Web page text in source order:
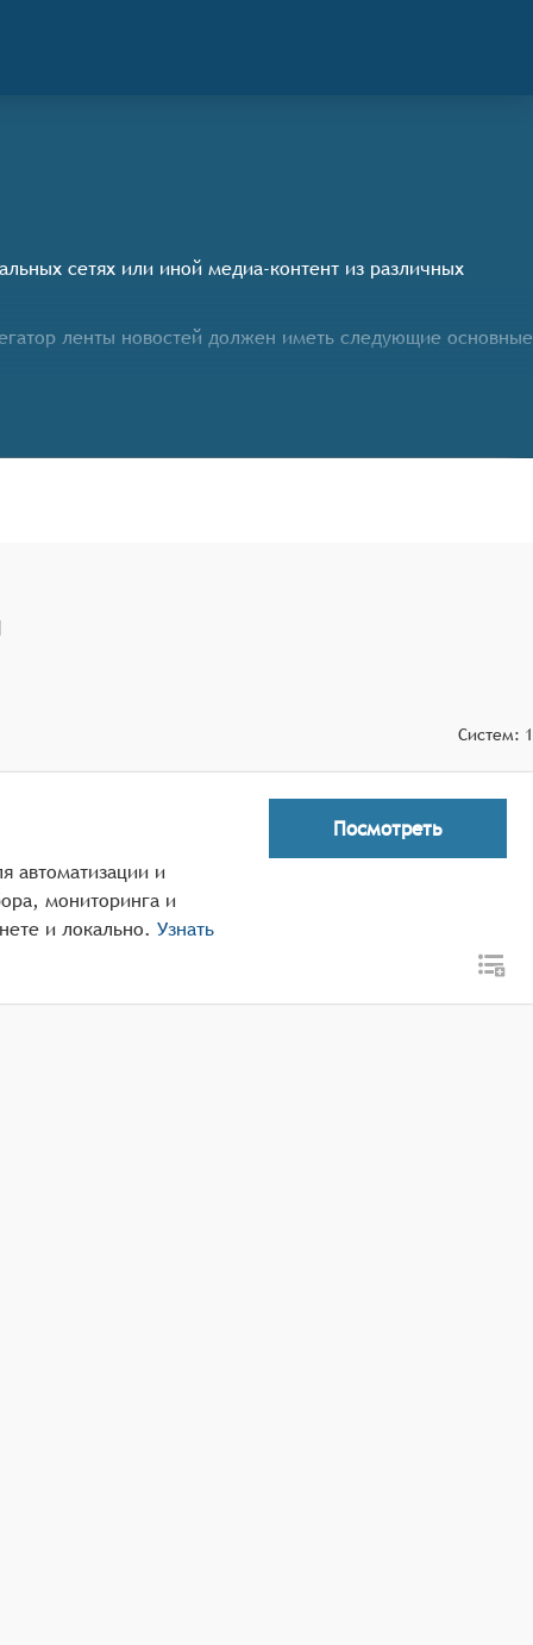
сетях или иной медиа-контент из различных
ленты новостей должен иметь следующие основные
источников (крупные новостные порталы, блоги,
его предпочтениям.
Систем: 1
автоматизации и
мониторинга и
и локально. Узнать
Посмотреть